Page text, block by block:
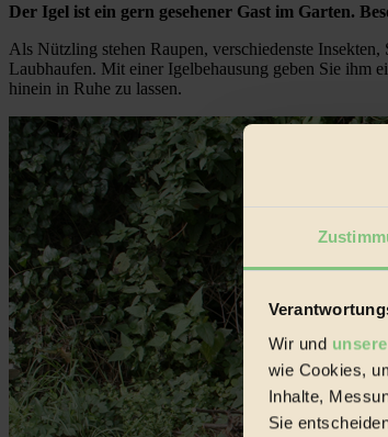
Wir und
wie Cookies,
Inhalte,
Sie
Der Igel ist ein gern gesehener Gast im Garten.
Als Nützling stehen Raupen, verschiedenste
Laubhaufen. Mit einer Igelbehausung geben Sie ihm
hinein in Ruhe zu lassen.